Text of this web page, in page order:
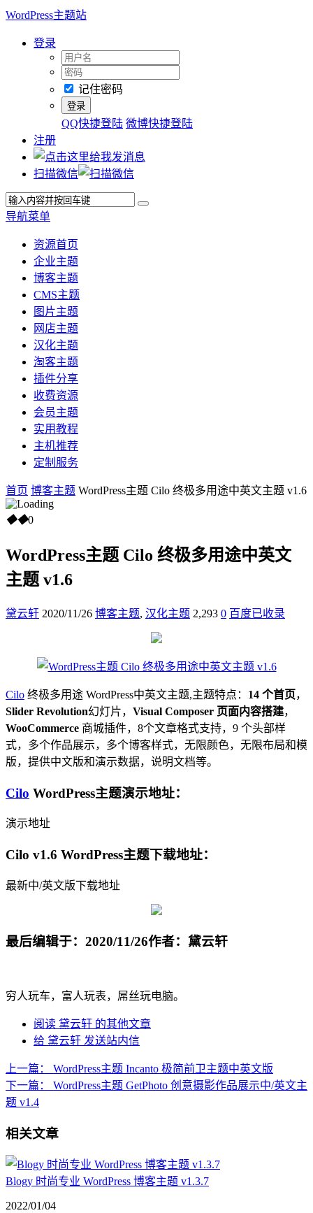
WordPress主题站
登录
记住密码
QQ快捷登陆 微博快捷登陆
注册
扫描微信
导航菜单
资源首页
企业主题
博客主题
CMS主题
图片主题
网店主题
汉化主题
淘客主题
插件分享
收费资源
会员主题
实用教程
主机推荐
定制服务
首页 博客主题 WordPress主题 Cilo 终极多用途中英文主题 v1.6
◆◆0
WordPress主题 Cilo 终极多用途中英文
主题 v1.6
黛云轩 2020/11/26 博客主题, 汉化主题 2,293 0 百度已收录
Cilo 终极多用途 WordPress中英文主题,主题特点： 14 个首页，
Slider Revolution幻灯片， Visual Composer 页面内容搭建，
WooCommerce 商城插件，8个文章格式支持，9 个头部样
式，多个作品展示，多个博客样式，无限颜色，无限布局和模
版，提供中文版和演示数据，说明文档等。
Cilo WordPress主题演示地址：
演示地址
Cilo v1.6 WordPress主题下载地址：
最新中/英文版下载地址
最后编辑于：2020/11/26作者：黛云轩
穷人玩车，富人玩表，屌丝玩电脑。
阅读 黛云轩 的其他文章
给 黛云轩 发送站内信
上一篇：
WordPress主题 Incanto 极简前卫主题中英文版
下一篇：
WordPress主题 GetPhoto 创意摄影作品展示中/英文主
题 v1.4
相关文章
Blogy 时尚专业 WordPress 博客主题 v1.3.7
2022/01/04